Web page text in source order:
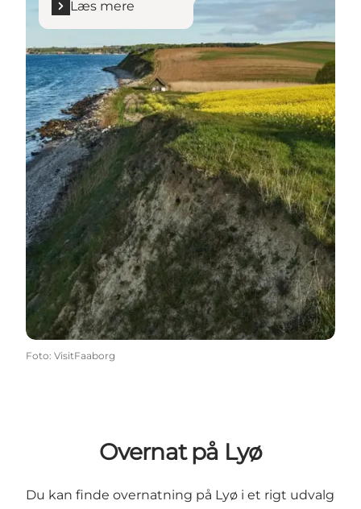
Læs mere
Foto: VisitFaaborg
Overnat på Lyø
Du kan finde overnatning på Lyø i et rigt udvalg